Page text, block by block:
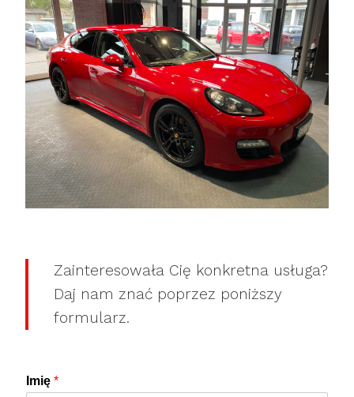
Zainteresowała Cię konkretna usługa?
Daj nam znać poprzez poniższy
formularz.
Imię *